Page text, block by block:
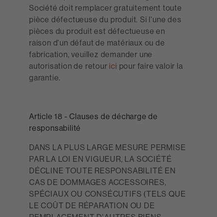
Société doit remplacer gratuitement toute
pièce défectueuse du produit. Si l'une des
pièces du produit est défectueuse en
raison d'un défaut de matériaux ou de
fabrication, veuillez demander une
autorisation de retour ici pour faire valoir la
garantie.
Article 18 - Clauses de décharge de
responsabilité
DANS LA PLUS LARGE MESURE PERMISE
PAR LA LOI EN VIGUEUR, LA SOCIÉTÉ
DÉCLINE TOUTE RESPONSABILITÉ EN
CAS DE DOMMAGES ACCESSOIRES,
SPÉCIAUX OU CONSÉCUTIFS (TELS QUE
LE COÛT DE RÉPARATION OU DE